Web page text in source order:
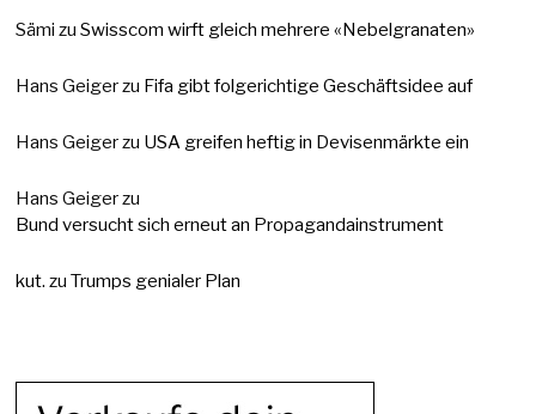
Sämi zuSwisscom wirft gleich mehrere «Nebelgranaten»
Hans Geigerzu Fifa gibt folgerichtige Geschäftsidee auf
Hans Geigerzu USA greifen heftig in Devisenmärkte ein
Hans Geigerzu
Bund versucht sich erneut an Propagandainstrument
kut. zuTrumps genialer Plan